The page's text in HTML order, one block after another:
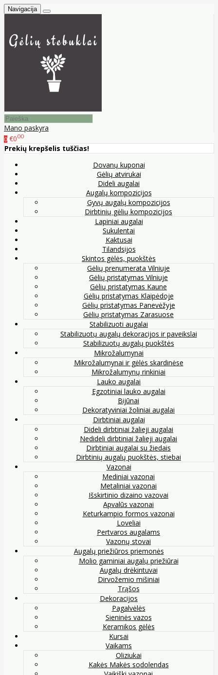
Navigacija
Mano paskyra
0 €000
Prekių krepšelis tuščias!
Dovanų kuponai
Gėlių atvirukai
Dideli augalai
Augalų kompozicijos
Gyvų augalų kompozicijos
Dirbtinių gėlių kompozicijos
Lapiniai augalai
Sukulentai
Kaktusai
Tilandsijos
Skintos gėlės, puokštės
Gėlių prenumerata Vilniuje
Gėlių pristatymas Vilniuje
Gėlių pristatymas Kaune
Gėlių pristatymas Klaipėdoje
Gėlių pristatymas Panevėžyje
Gėlių pristatymas Zarasuose
Stabilizuoti augalai
Stabilizuotų augalų dekoracijos ir paveikslai
Stabilizuotų augalų puokštės
Mikrožalumynai
Mikrožalumynai ir gėlės skardinėse
Mikrožalumynų rinkiniai
Lauko augalai
Egzotiniai lauko augalai
Bijūnai
Dekoratyviniai žoliniai augalai
Dirbtiniai augalai
Dideli dirbtiniai žalieji augalai
Nedideli dirbtiniai žalieji augalai
Dirbtiniai augalai su žiedais
Dirbtinių augalų puokštės, stiebai
Vazonai
Mediniai vazonai
Metaliniai vazonai
Išskirtinio dizaino vazovai
Apvalūs vazonai
Keturkampio formos vazonai
Loveliai
Pertvaros augalams
Vazonų stovai
Augalų priežiūros priemonės
Molio gaminiai augalų priežiūrai
Augalų drėkintuvai
Dirvožemio mišiniai
Trąšos
Dekoracijos
Pagalvėlės
Sieninės vazos
Keramikos gėlės
Kursai
Vaikams
Oliziukai
Kakės Makės sodolendas